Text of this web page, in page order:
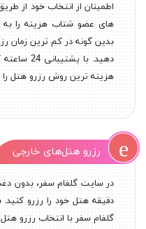
اطمینان از انتخاب خود از
های عضو شتاب هزینه را به
بدین گونه در کم ترین زمان
دهید. با
هزینه ترین روش رزرو هتل را
رزرو هتل‌های خارجی
در سایت گلفام سفر، بدون
دقیقه هتل خود را رزرو کنید.
گلفام سفر با انتخاب رزرو